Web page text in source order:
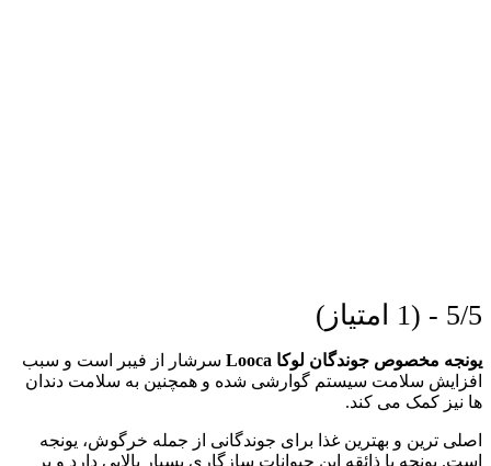
5/5 - (1 امتیاز)
یونجه مخصوص جوندگان لوکا Looca
سرشار از فیبر است و سبب
افزایش سلامت سیستم گوارشی شده و همچنین به سلامت دندان
ها نیز کمک می کند.
اصلی ترین و بهترین غذا برای جوندگانی از جمله خرگوش، یونجه
است. یونجه با ذائقه این حیوانات سازگاری بسیار بالایی دارد و بر